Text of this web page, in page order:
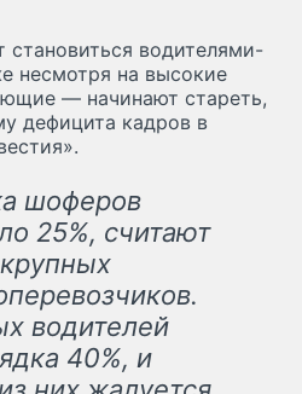
водителями-
несмотря на высокие
— начинают стареть,
дефицита кадров в
шоферов
25%, считают
водителей
40%, и